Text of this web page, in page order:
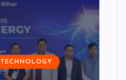
TECHNOLOGY